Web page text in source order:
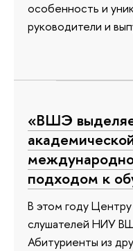
особенность и
руководители и
«ВШЭ
подходом к
В этом году
слушателей НИУ
Абитуриенты из